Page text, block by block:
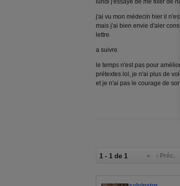
lundi j'essaye de me fixer de
j'ai vu mon médecin hier il
mais j'ai bien envie d'aler
lettre
a suivre
le temps n'est pas pour
prétextes lol, je n'ai plus de
et je n'ai pas le courage de
1 - 1 de 1 « ‹ Préc.